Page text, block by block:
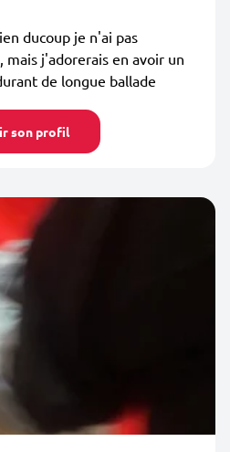
ducoup je n'ai pas
j'adorerais en avoir un
de longue ballade
son profil